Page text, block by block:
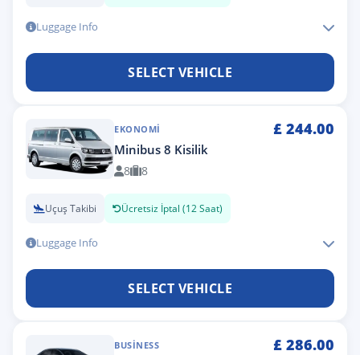
Luggage Info
SELECT VEHICLE
EKONOMI £ 244.00
Minibus 8 Kisilik
8 8
Uçuş Takibi Ücretsiz İptal (12 Saat)
Luggage Info
SELECT VEHICLE
BUSINESS £ 286.00